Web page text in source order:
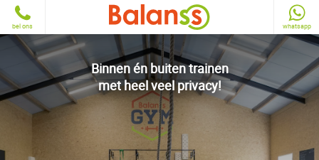
whatsapp
bel ons
Binnen én buiten trainen
met heel veel privacy!